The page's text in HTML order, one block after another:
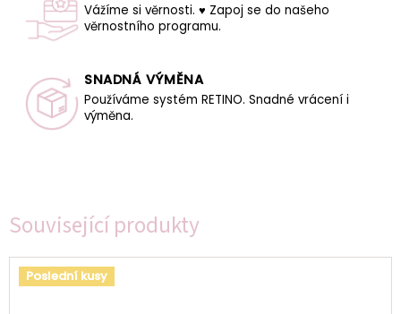
Související produkty
Poslední kusy
Vážíme si věrnosti. ♥ Zapoj se do našeho
věrnostního programu.
SNADNÁ VÝMĚNA
Používáme systém RETINO. Snadné vrácení i
výměna.